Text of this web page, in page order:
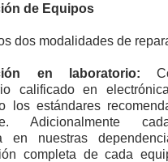
de Equipos
dos modalidades de
en laboratorio:
calificado en
los estándares
Adicionalmente
en nuestras
completa de cada